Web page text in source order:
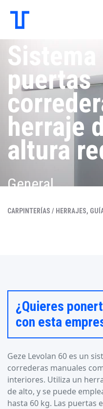
Sistema
puertas
herraje
altura
General
CARPINTERÍAS / HERRAJES,
¿Quieres
con esta
Geze Levolan 60 es un
correderas manuales
interiores. Utiliza un
de alto, y se puede
hasta 60 kg. Las puertas